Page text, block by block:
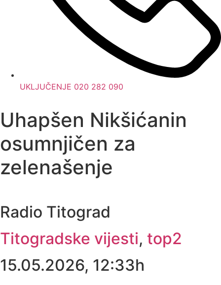
UKLJUČENJE 020 282 090
Uhapšen Nikšićanin
osumnjičen za
zelenašenje
Radio Titograd
Titogradske vijesti, top2
15.05.2026, 12:33h